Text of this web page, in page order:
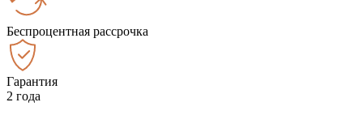
Беспроцентная рассрочка
Гарантия
2 года